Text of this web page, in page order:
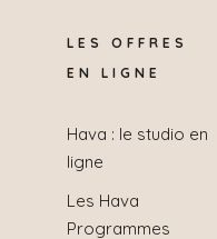
LES OFFRES
EN LIGNE
Hava : le studio en
ligne
Les Hava
Programmes